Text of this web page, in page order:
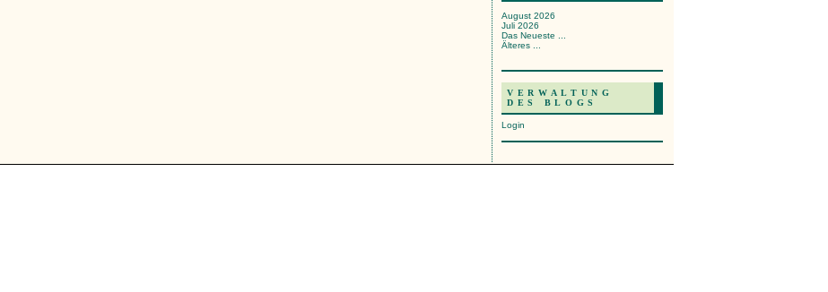
August 2026
Juli 2026
Das Neueste ...
Älteres ...
VERWALTUNG
DES BLOGS
Login